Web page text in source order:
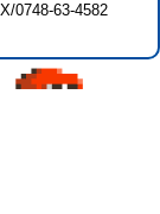
0748-63-4582